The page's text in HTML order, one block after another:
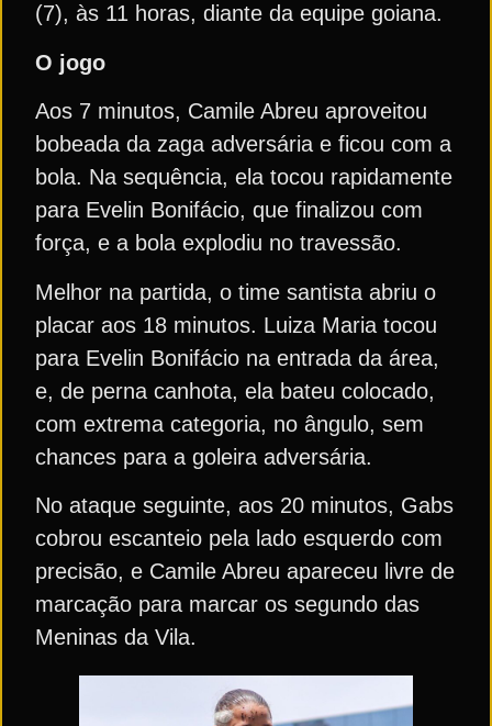
(7), às 11 horas, diante da equipe goiana.
O jogo
Aos 7 minutos, Camile Abreu aproveitou
bobeada da zaga adversária e ficou com a
bola. Na sequência, ela tocou rapidamente
para Evelin Bonifácio, que finalizou com
força, e a bola explodiu no travessão.
Melhor na partida, o time santista abriu o
placar aos 18 minutos. Luiza Maria tocou
para Evelin Bonifácio na entrada da área,
e, de perna canhota, ela bateu colocado,
com extrema categoria, no ângulo, sem
chances para a goleira adversária.
No ataque seguinte, aos 20 minutos, Gabs
cobrou escanteio pela lado esquerdo com
precisão, e Camile Abreu apareceu livre de
marcação para marcar os segundo das
Meninas da Vila.